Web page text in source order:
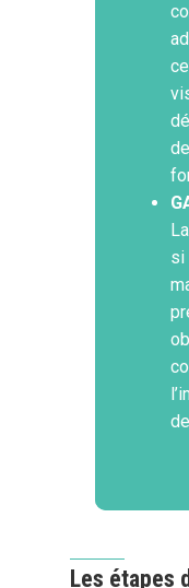
si
Les étapes